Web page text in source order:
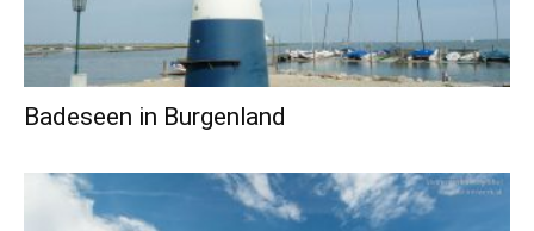
Badeseen in Burgenland